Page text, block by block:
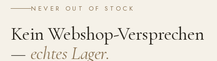
NEVER OUT OF STOCK
Kein Webshop-Versprechen
— echtes Lager.